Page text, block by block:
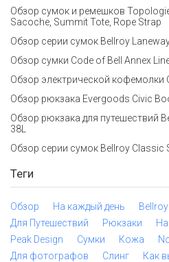
Обзор сумок и ремешков
Sacoche, Summit Tote, Rope Strap
Обзор серии сумок Bellroy
Обзор сумки Code of Bell Annex
Обзор электрической кофемолки
Обзор рюкзака Evergoods Civic
Обзор рюкзака для путешествий
38L
Обзор серии сумок Bellroy Classic
Теги
Обзор На каждый день Bellroy
Для Путешествий
Рюкзаки
Peak Design
Сумки Кожа
Для фотографов
Слинг Как